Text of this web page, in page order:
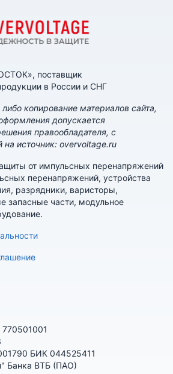
поставщик
в России и СНГ
копирование материалов сайта,
допускается
правообладателя, с
на источник: overvoltage.ru
от импульсных перенапряжений
перенапряжений, устройства
разрядники, варисторы,
запасные части, модульное
БИК 044525411
Банка ВТБ (ПАО)